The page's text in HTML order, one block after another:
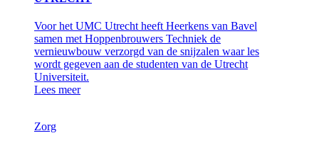
Voor het UMC Utrecht heeft Heerkens van Bavel
samen met Hoppenbrouwers Techniek de
vernieuwbouw verzorgd van de snijzalen waar les
wordt gegeven aan de studenten van de Utrecht
Universiteit.
Lees meer
Zorg